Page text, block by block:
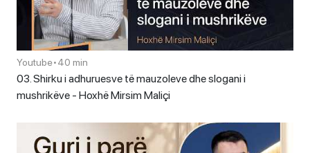
Youtube•40 min
03. Shirku i adhuruesve të mauzoleve dhe slogani i
mushrikëve - Hoxhë Mirsim Maliçi